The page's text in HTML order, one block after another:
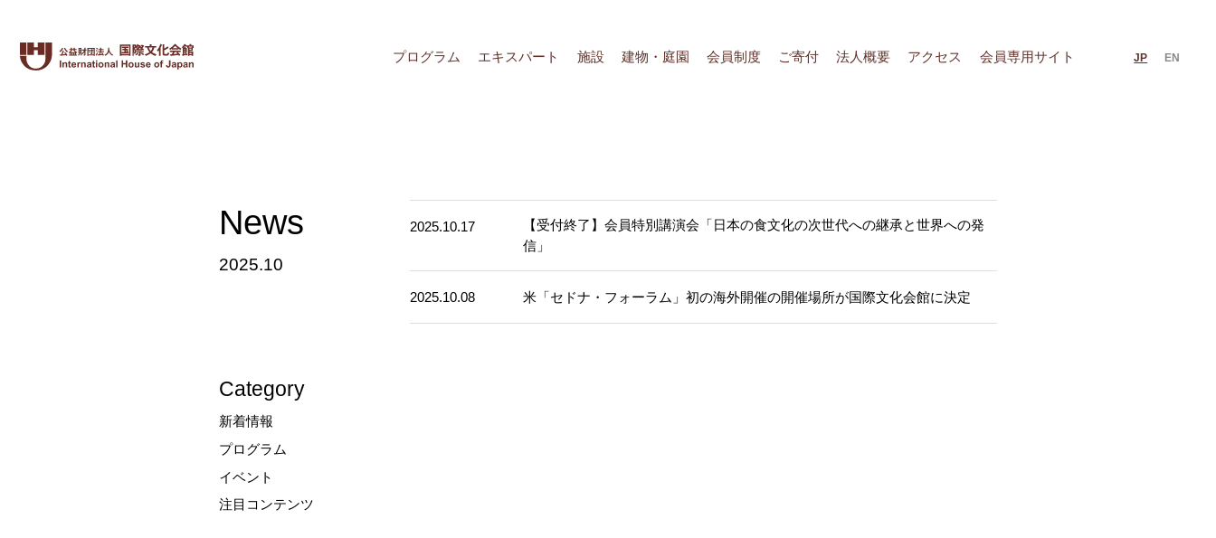
プログラム エキスパート 施設 建物・庭園 会員制度 ご寄付 法人概要 アクセス 会員専用サイト JP EN
News
2025.10
2025.10.17
【受付終了】会員特別講演会「日本の食文化の次世代への継承と世界への発
信」
2025.10.08 米「セドナ・フォーラム」初の海外開催の開催場所が国際文化会館に決定
Category
新着情報
プログラム
イベント
注目コンテンツ